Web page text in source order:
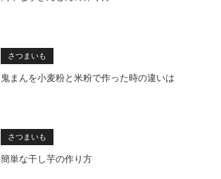
さつまいも
鬼まんを小麦粉と米粉で作った時の違いは
さつまいも
簡単な干し芋の作り方